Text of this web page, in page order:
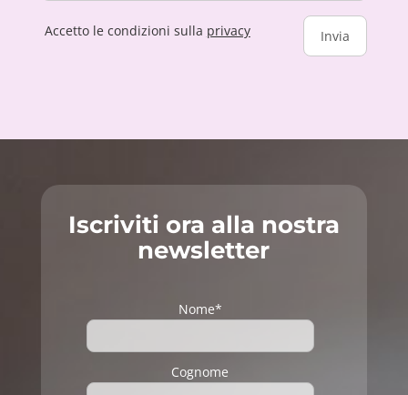
Accetto le condizioni sulla privacy
Iscriviti ora alla nostra
newsletter
Nome*
Cognome